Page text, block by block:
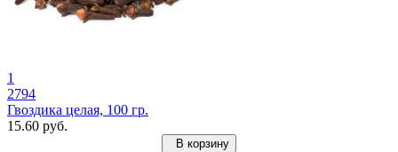
1
2794
Гвоздика целая, 100 гр.
15.60 руб.
В корзину